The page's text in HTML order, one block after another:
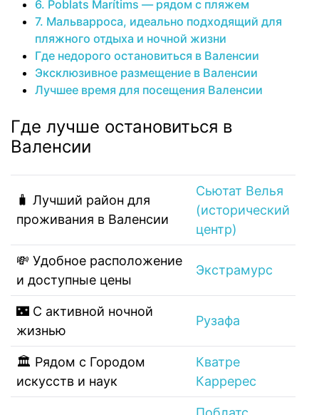
6. Poblats Marítims — рядом с пляжем
7. Мальварроса, идеально подходящий для
пляжного отдыха и ночной жизни
Где недорого остановиться в Валенсии
Эксклюзивное размещение в Валенсии
Лучшее время для посещения Валенсии
Где лучше остановиться в
Валенсии
🧳 Лучший район для
проживания в Валенсии
Сьютат Велья
(исторический
центр)
💸 Удобное расположение
и доступные цены
Экстрамурс
🌃 С активной ночной
жизнью
Рузафа
🏛 Рядом с Городом
искусств и наук
Кватре
Карререс